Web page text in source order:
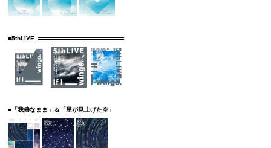
■5thLIVE
■「我儘なまま」＆「星が見上げた空」